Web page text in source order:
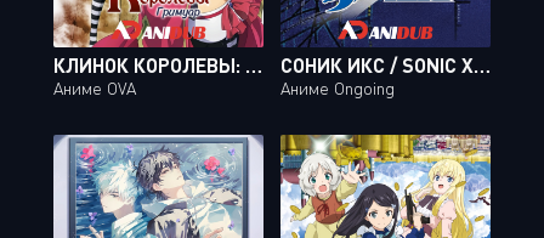
КЛИНОК КОРОЛЕВЫ: ГРИМУАР / QUEEN'S BLADE: GRIMOIRE [02 ИЗ 02]
Аниме OVA
СОНИК ИКС / SONIC X [18 ИЗ 78]
Аниме Ongoing